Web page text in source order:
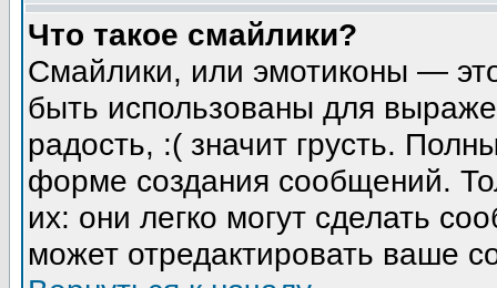
Что такое смайлики?
Смайлики, или эмотиконы —
быть использованы для
радость, :( значит грусть.
форме создания сообщений.
их: они легко могут сделать
может отредактировать ваше